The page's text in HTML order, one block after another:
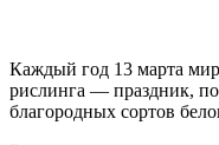
Каждый год 13 марта
рислинга — праздник,
благородных сортов